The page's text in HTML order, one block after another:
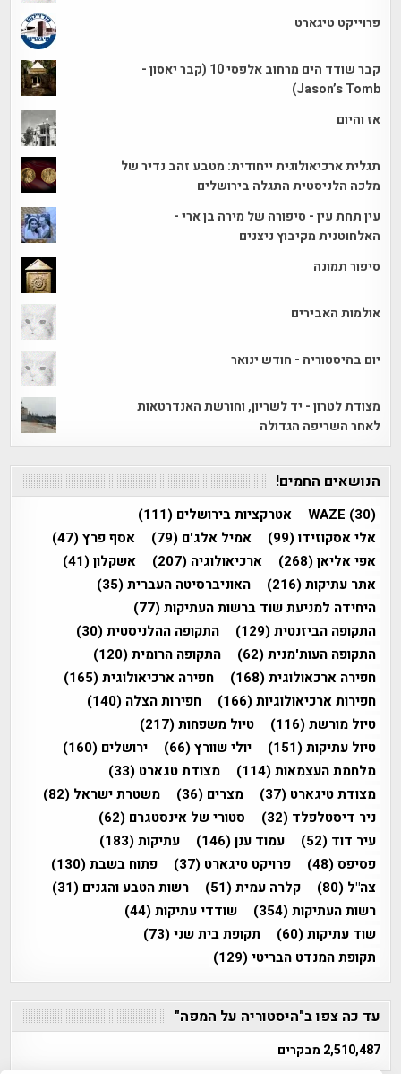
פרוייקט טיגארט
קבר שודד הים מרחוב אלפסי 10 (קבר יאסון -
Jason’s Tomb)
אז והיום
תגלית ארכיאולוגית ייחודית: מטבע זהב נדיר של
מלכה הלניסטית התגלה בירושלים
עין תחת עין - סיפורה של מירה בן ארי -
האלחוטנית מקיבוץ ניצנים
סיפור תמונה
אולמות האבירים
יום בהיסטוריה - חודש ינואר
מצודת לטרון - יד לשריון, וחורשת האנדרטאות
לאחר השריפה הגדולה
הנושאים החמים!
WAZE (30) אטרקציות בירושלים (111)
אלי אסקוזידו(99) אמיל אלג'ם (79) אסף פרץ(47)
אפי אליאן(268) ארכיאולוגיה (207) אשקלון(41)
אתר עתיקות(216) האוניברסיטה העברית(35)
היחידה למניעת שוד ברשות העתיקות(77)
התקופה הביזנטית(129) התקופה ההלניסטית(30)
התקופה העות'מנית(62) התקופה הרומית(120)
חפירה ארכאולוגית(168) חפירה ארכיאולוגית(165)
חפירות ארכיאולוגיות(166) חפירות הצלה (140)
טיול מורשת(116) טיול משפחות(217)
טיול עתיקות(151) יולי שוורץ(66) ירושלים (160)
מלחמת העצמאות(114) מצודת טגארט (33)
מצודת טיגארט (37) מצרים (36) משטרת ישראל (82)
ניר דיסטלפלד (32) סטורי של אינסטגרם (62)
עיר דוד (52) עמוד ענן(146) עתיקות(183)
פסיפס(48) פרויקט טיגארט (37) פתוח בשבת(130)
צה"ל (80) קלרה עמית(51) רשות הטבע והגנים (31)
רשות העתיקות(354) שודדי עתיקות(44)
שוד עתיקות(60) תקופת בית שני(73)
תקופת המנדט הבריטי(129)
עד כה צפו ב"היסטוריה על המפה"
2,510,487 מבקרים